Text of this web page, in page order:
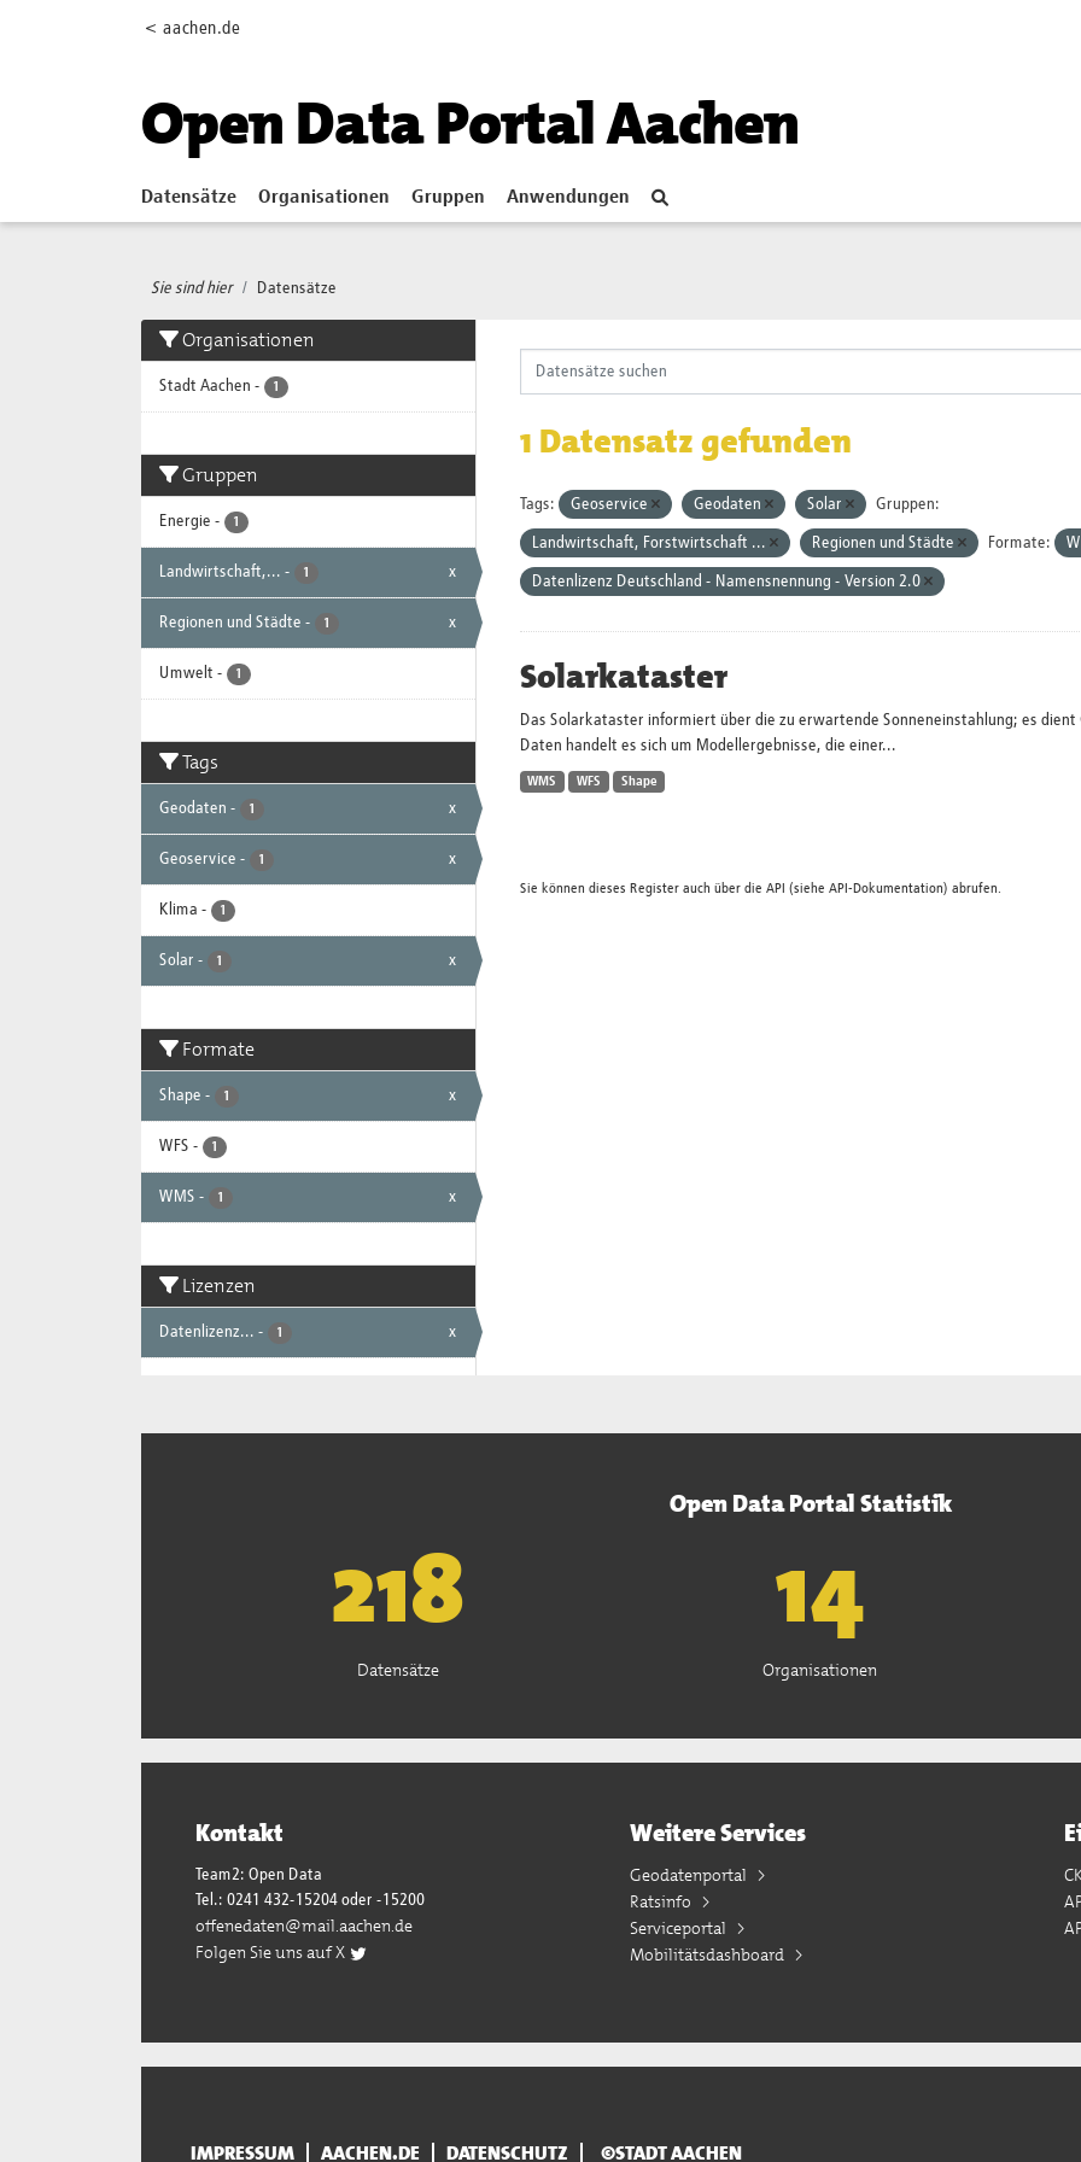
< aachen.de
Open Data Portal Aachen
Datensätze Organisationen Gruppen Anwendungen
Sie sind hier Datensätze
Organisationen
Stadt Aachen - 1
Gruppen
Energie - 1
Landwirtschaft,... - 1 x
Regionen und Städte - 1 x
Umwelt - 1
Tags
Geodaten - 1 x
Geoservice - 1 x
Klima - 1
Solar - 1 x
Formate
Shape - 1 x
WFS - 1
WMS - 1 x
Lizenzen
Datenlizenz... - 1 x
1 Datensatz gefunden
Tags: Geoservice Geodaten Solar Gruppen:
Landwirtschaft, Forstwirtschaft ... Regionen und Städte Formate:
Datenlizenz Deutschland - Namensnennung - Version 2.0
Solarkataster
Das Solarkataster informiert über die zu erwartende Sonneneinstahlung; es
Daten handelt es sich um Modellergebnisse, die einer...
WMS WFS Shape
Sie können dieses Register auch über die API (siehe API-Dokumentation) abrufen.
Open Data Portal Statistik
221
Datensätze
15
Organisationen
Kontakt
Team2: Open Data
Tel.: 0241 432-15204 oder -15200
offenedaten@mail.aachen.de
Folgen Sie uns auf X
Weitere Services
Geodatenportal
Ratsinfo
Serviceportal
Mobilitätsdashboard
IMPRESSUM AACHEN.DE DATENSCHUTZ ©STADT AACHEN